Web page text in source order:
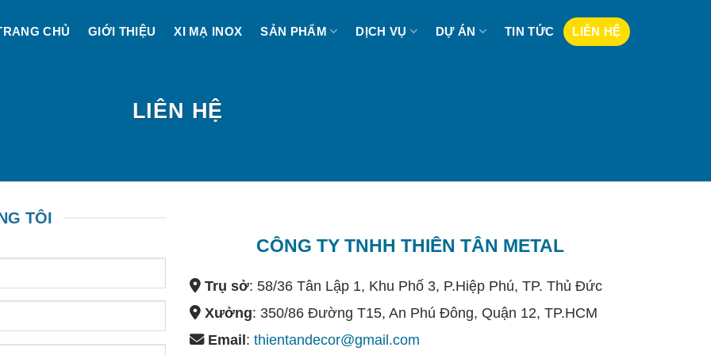
CHỦ GIỚI THIỆU XI MẠ INOX SẢN PHẨM DỊCH VỤ DỰ ÁN TIN TỨC LIÊN HỆ
LIÊN HỆ
TÔI
CÔNG TY TNHH THIÊN TÂN METAL
Trụ sở: 58/36 Tân Lập 1, Khu Phố 3, P.Hiệp Phú, TP. Thủ Đức
Xưởng: 350/86 Đường T15, An Phú Đông, Quận 12, TP.HCM
Email: thientandecor@gmail.com